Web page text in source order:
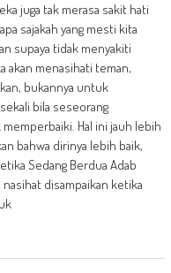
juga tak merasa sakit hati
sajakah yang mesti kita
supaya tidak menyakiti
akan menasihati teman,
bukannya untuk
bila seseorang
Hal ini jauh lebih
bahwa dirinya lebih baik,
Sedang Berdua Adab
disampaikan ketika